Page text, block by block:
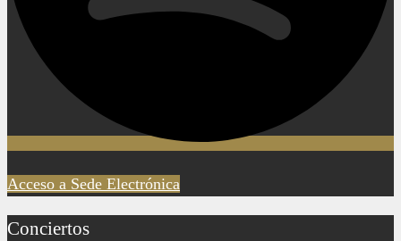
Acceso a Sede Electrónica
Conciertos